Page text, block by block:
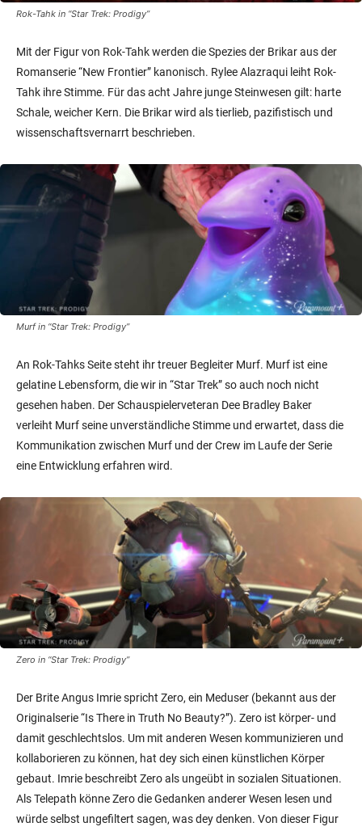
Rok-Tahk in “Star Trek: Prodigy”
Mit der Figur von Rok-Tahk werden die Spezies der Brikar aus der
Romanserie “New Frontier” kanonisch. Rylee Alazraqui leiht Rok-
Tahk ihre Stimme. Für das acht Jahre junge Steinwesen gilt: harte
Schale, weicher Kern. Die Brikar wird als tierlieb, pazifistisch und
wissenschaftsvernarrt beschrieben.
Murf in “Star Trek: Prodigy”
An Rok-Tahks Seite steht ihr treuer Begleiter Murf. Murf ist eine
gelatine Lebensform, die wir in “Star Trek” so auch noch nicht
gesehen haben. Der Schauspielerveteran Dee Bradley Baker
verleiht Murf seine unverständliche Stimme und erwartet, dass die
Kommunikation zwischen Murf und der Crew im Laufe der Serie
eine Entwicklung erfahren wird.
Zero in “Star Trek: Prodigy”
Der Brite Angus Imrie spricht Zero, ein Meduser (bekannt aus der
Originalserie “Is There in Truth No Beauty?”). Zero ist körper- und
damit geschlechtslos. Um mit anderen Wesen kommunizieren und
kollaborieren zu können, hat dey sich einen künstlichen Körper
gebaut. Imrie beschreibt Zero als ungeübt in sozialen Situationen.
Als Telepath könne Zero die Gedanken anderer Wesen lesen und
würde selbst ungefiltert sagen, was dey denken. Von dieser Figur